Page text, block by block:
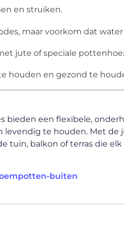
en struiken.
maar voorkom dat
jute of speciale
houden en gezond te
een flexibele,
te houden. Met de
tuin, balkon of terras die elk
buiten